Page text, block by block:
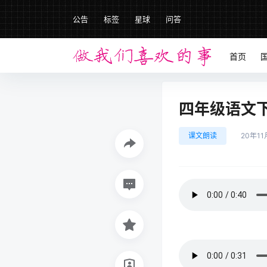
公告 标签 星球 问答
首页
四年级语文
课文朗读 20年11